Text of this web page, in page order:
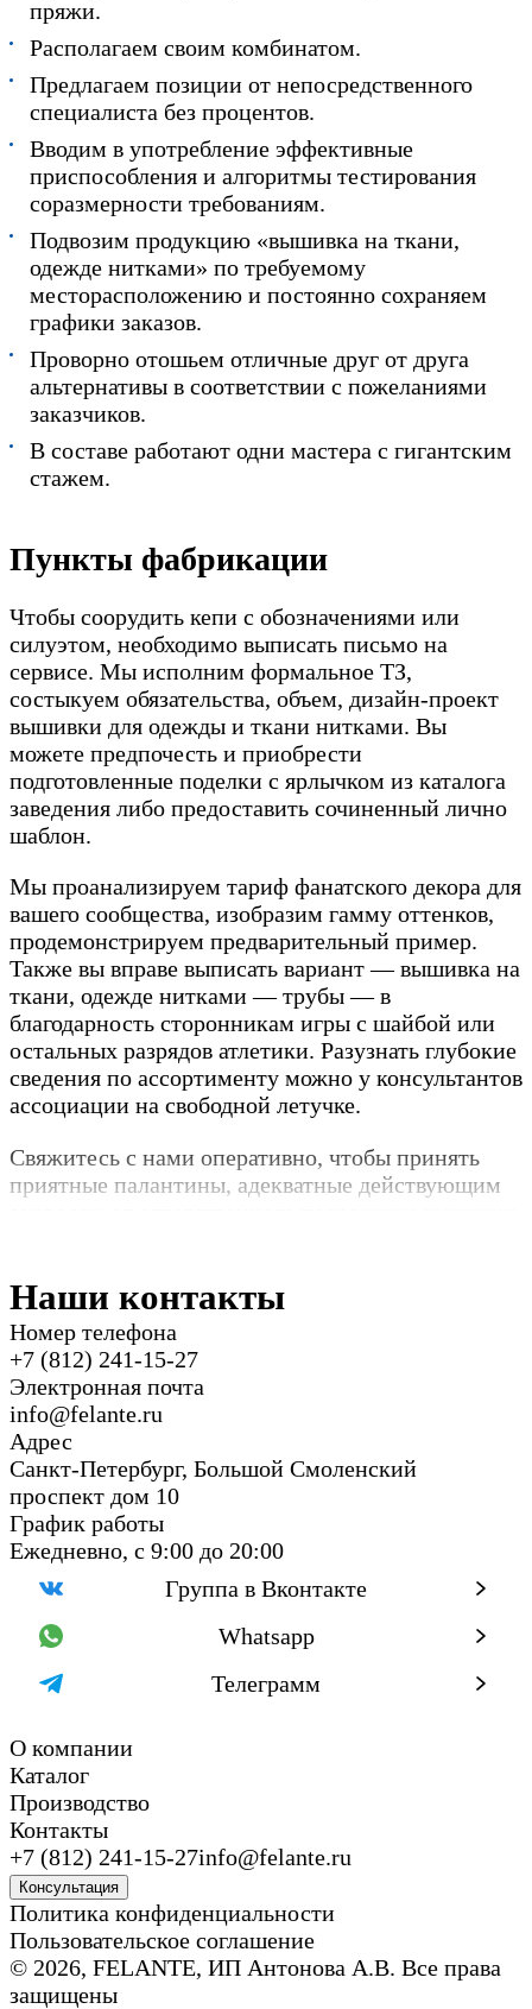
пряжи.
Располагаем своим комбинатом.
Предлагаем позиции от непосредственного
специалиста без процентов.
Вводим в употребление эффективные
приспособления и алгоритмы тестирования
соразмерности требованиям.
Подвозим продукцию «вышивка на ткани,
одежде нитками» по требуемому
месторасположению и постоянно сохраняем
графики заказов.
Проворно отошьем отличные друг от друга
альтернативы в соответствии с пожеланиями
заказчиков.
В составе работают одни мастера с гигантским
стажем.
Пункты фабрикации
Чтобы соорудить кепи с обозначениями или
силуэтом, необходимо выписать письмо на
сервисе. Мы исполним формальное ТЗ,
состыкуем обязательства, объем, дизайн-проект
вышивки для одежды и ткани нитками. Вы
можете предпочесть и приобрести
подготовленные поделки с ярлычком из каталога
заведения либо предоставить сочиненный лично
шаблон.
Мы проанализируем тариф фанатского декора для
вашего сообщества, изобразим гамму оттенков,
продемонстрируем предварительный пример.
Также вы вправе выписать вариант — вышивка на
ткани, одежде нитками — трубы — в
благодарность сторонникам игры с шайбой или
остальных разрядов атлетики. Разузнать глубокие
сведения по ассортименту можно у консультантов
ассоциации на свободной летучке.
Свяжитесь с нами оперативно, чтобы принять
приятные палантины, адекватные действующим
Наши контакты
Номер телефона
+7 (812) 241-15-27
Электронная почта
info@felante.ru
Адрес
Санкт-Петербург, Большой Смоленский
проспект дом 10
График работы
Ежедневно, с 9:00 до 20:00
Группа в Вконтакте
Whatsapp
Телеграмм
О компании
Каталог
Производство
Контакты
+7 (812) 241-15-27info@felante.ru
Консультация
Политика конфиденциальности
Пользовательское соглашение
© 2026, FELANTE, ИП Антонова А.В. Все права
защищены